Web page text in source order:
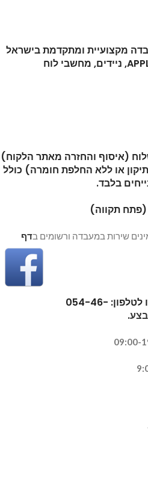
מקצועיית ומתקדמת בישראל
עבור תיקון מחשבים PC ו- APPLE, ניידים, מחשבי לוח
(איסוף והחזרה מאתר הלקוח)
או ללא החלפת חומרה) כולל
בלבד.
תקווה)
שירות במעבדה ורשומים בדף
למידע נוסף והזמנות תתקשרו לטלפון: 054-46-
.